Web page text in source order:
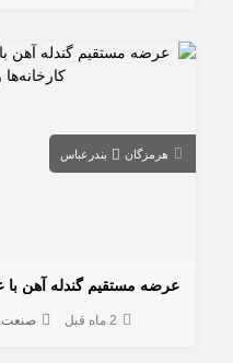
هرمزگان بندرعباس
2 ماه قبل صنعت